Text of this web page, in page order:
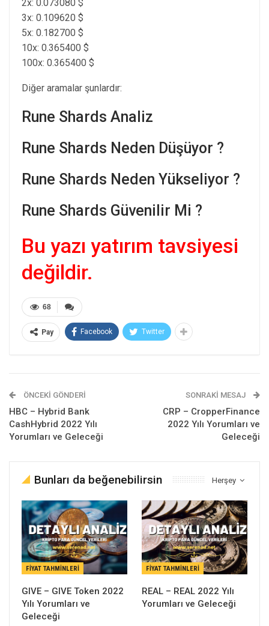
2x: 0.073080 $
3x: 0.109620 $
5x: 0.182700 $
10x: 0.365400 $
100x: 0.365400 $
Diğer aramalar şunlardır:
Rune Shards Analiz
Rune Shards Neden Düşüyor ?
Rune Shards Neden Yükseliyor ?
Rune Shards Güvenilir Mi ?
Bu yazı yatırım tavsiyesi
değildir.
68
Pay Facebook Twitter
ÖNCEKI GÖNDERI
HBC – Hybrid Bank
CashHybrid 2022 Yılı
Yorumları ve Geleceği
SONRAKI MESAJ
CRP – CropperFinance
2022 Yılı Yorumları ve
Geleceği
Herşey
Bunları da beğenebilirsin
FIYAT TAHMINLERI
GIVE – GIVE Token 2022
Yılı Yorumları ve
Geleceği
FIYAT TAHMINLERI
REAL – REAL 2022 Yılı
Yorumları ve Geleceği